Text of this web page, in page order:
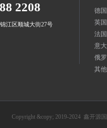
2208
江区顺城大街27号
德国
英国
法国
意
俄
其
Copyright &copy; 2019-2024 鑫开源